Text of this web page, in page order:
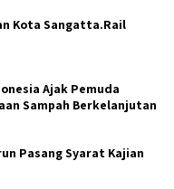
Kota Sangatta.Rail
Ajak Pemuda
Sampah Berkelanjutan
Pasang Syarat Kajian